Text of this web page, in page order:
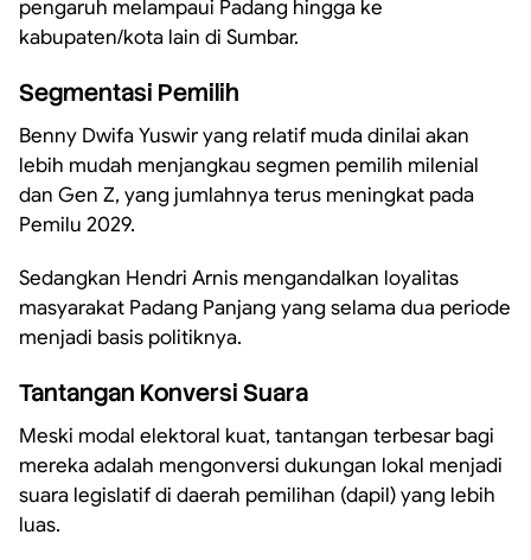
pengaruh melampaui Padang hingga ke
kabupaten/kota lain di Sumbar.
Segmentasi Pemilih
Benny Dwifa Yuswir yang relatif muda dinilai akan
lebih mudah menjangkau segmen pemilih milenial
dan Gen Z, yang jumlahnya terus meningkat pada
Pemilu 2029.
Sedangkan Hendri Arnis mengandalkan loyalitas
masyarakat Padang Panjang yang selama dua periode
menjadi basis politiknya.
Tantangan Konversi Suara
Meski modal elektoral kuat, tantangan terbesar bagi
mereka adalah mengonversi dukungan lokal menjadi
suara legislatif di daerah pemilihan (dapil) yang lebih
luas.